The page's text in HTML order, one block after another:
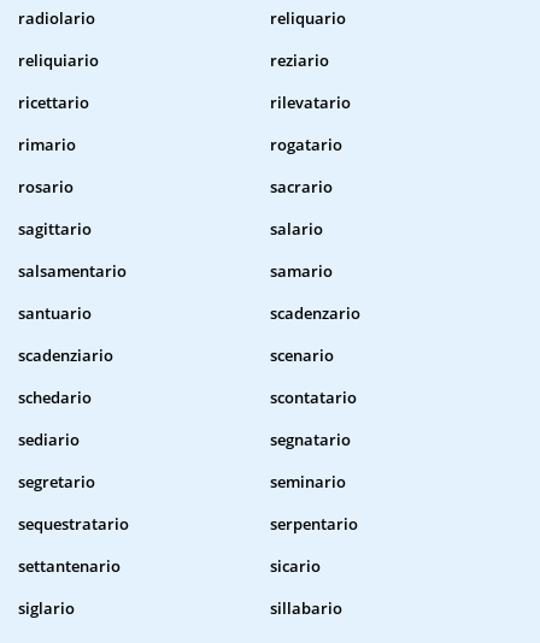
radiolario
reliquario
reliquiario
reziario
ricettario
rilevatario
rimario
rogatario
rosario
sacrario
sagittario
salario
salsamentario
samario
santuario
scadenzario
scadenziario
scenario
schedario
scontatario
sediario
segnatario
segretario
seminario
sequestratario
serpentario
settantenario
sicario
siglario
sillabario